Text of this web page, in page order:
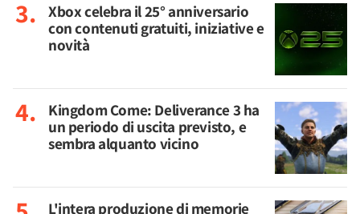
Xbox celebra il 25° anniversario
con contenuti gratuiti, iniziative e
novità
Kingdom Come: Deliverance 3 ha
un periodo di uscita previsto, e
sembra alquanto vicino
L'intera produzione di memorie